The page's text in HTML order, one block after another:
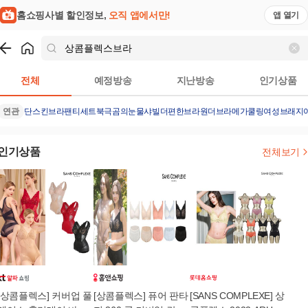
홈쇼핑사별 할인정보, 오직 앱에서만! 앱 열기
전체 예정방송 지난방송 인기상품
연관 단스킨브라팬티세트북극곰의눈물샤빌더편한브라원더브라메가쿨링여성브래지
기상품 전체보기
콤플렉스] 커버업 풀 [상콤플렉스] 퓨어 판타 [SANS COMPLEXE] 상